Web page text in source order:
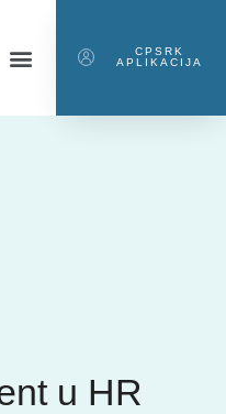
CPSRK
APLIKACIJA
u HR